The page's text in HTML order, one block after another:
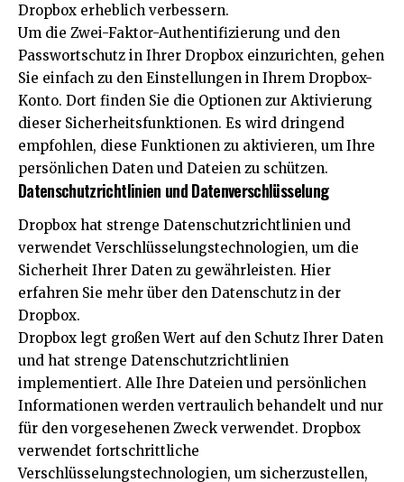
Dropbox erheblich verbessern.
Um die Zwei-Faktor-Authentifizierung und den
Passwortschutz in Ihrer Dropbox einzurichten, gehen
Sie einfach zu den Einstellungen in Ihrem Dropbox-
Konto. Dort finden Sie die Optionen zur Aktivierung
dieser Sicherheitsfunktionen. Es wird dringend
empfohlen, diese Funktionen zu aktivieren, um Ihre
persönlichen Daten und Dateien zu schützen.
Datenschutzrichtlinien und Datenverschlüsselung
Dropbox hat strenge Datenschutzrichtlinien und
verwendet Verschlüsselungstechnologien, um die
Sicherheit Ihrer Daten zu gewährleisten. Hier
erfahren Sie mehr über den Datenschutz in der
Dropbox.
Dropbox legt großen Wert auf den Schutz Ihrer Daten
und hat strenge Datenschutzrichtlinien
implementiert. Alle Ihre Dateien und persönlichen
Informationen werden vertraulich behandelt und nur
für den vorgesehenen Zweck verwendet. Dropbox
verwendet fortschrittliche
Verschlüsselungstechnologien, um sicherzustellen,